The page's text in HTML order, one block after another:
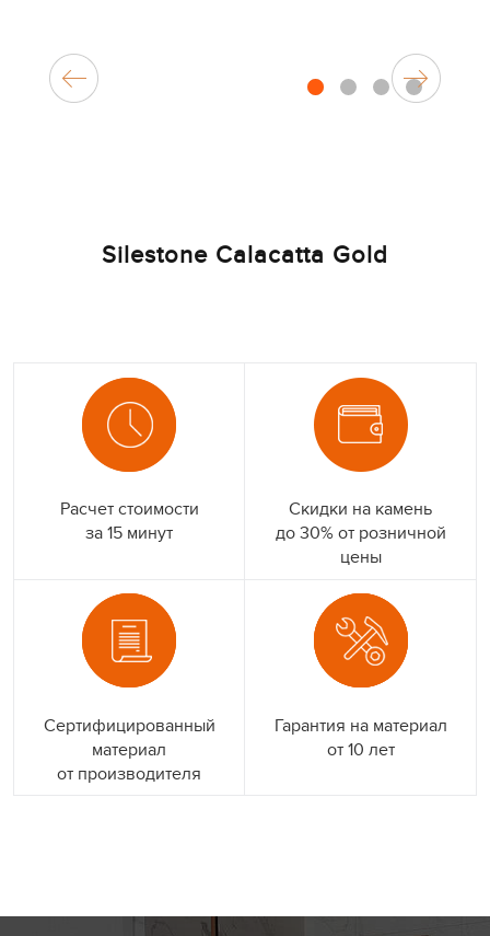
1 2 3 4
Silestone Calacatta Gold
Расчет стоимости
за 15 минут
Скидки на камень
до 30% от розничной
цены
Сертифицированный
материал
от производителя
Гарантия на материал
от 10 лет